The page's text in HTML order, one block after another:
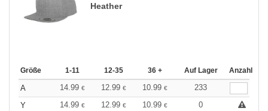
Heather
Größe 1-11 12-35 36 + Auf Lager Anzahl
A 14.99 € 12.99 € 10.99 €
233
Y
14.99 € 12.99 € 10.99 €
0